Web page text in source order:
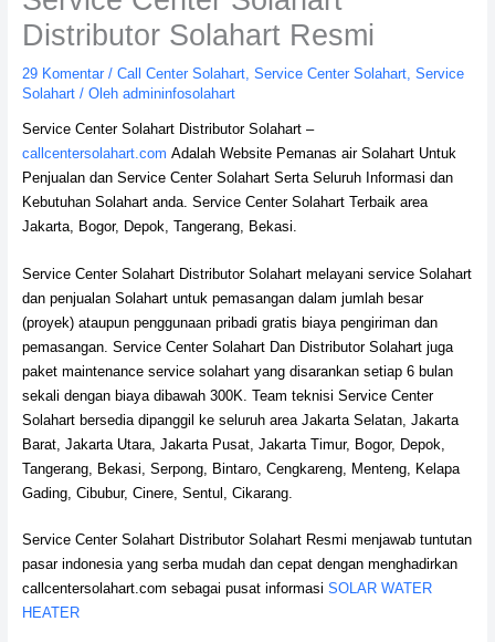
Distributor Solahart Resmi
29 Komentar / Call Center Solahart, Service Center Solahart, Service
Solahart/ Oleh admininfosolahart
Service Center Solahart Distributor Solahart –
callcentersolahart.com Adalah Website Pemanas air Solahart Untuk
Penjualan dan Service Center Solahart Serta Seluruh Informasi dan
Kebutuhan Solahart anda. Service Center Solahart Terbaik area
Jakarta, Bogor, Depok, Tangerang, Bekasi.
Service Center Solahart Distributor Solahart melayani service Solahart
dan penjualan Solahart untuk pemasangan dalam jumlah besar
(proyek) ataupun penggunaan pribadi gratis biaya pengiriman dan
pemasangan. Service Center Solahart Dan Distributor Solahart juga
paket maintenance service solahart yang disarankan setiap 6 bulan
sekali dengan biaya dibawah 300K. Team teknisi Service Center
Solahart bersedia dipanggil ke seluruh area Jakarta Selatan, Jakarta
Barat, Jakarta Utara, Jakarta Pusat, Jakarta Timur, Bogor, Depok,
Tangerang, Bekasi, Serpong, Bintaro, Cengkareng, Menteng, Kelapa
Gading, Cibubur, Cinere, Sentul, Cikarang.
Service Center Solahart Distributor Solahart Resmi menjawab tuntutan
pasar indonesia yang serba mudah dan cepat dengan menghadirkan
callcentersolahart.com sebagai pusat informasi SOLAR WATER
HEATER